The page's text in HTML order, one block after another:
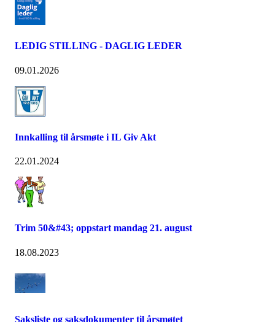
LEDIG STILLING - DAGLIG LEDER
09.01.2026
Innkalling til årsmøte i IL Giv Akt
22.01.2024
Trim 50&#43; oppstart mandag 21. august
18.08.2023
Saksliste og saksdokumenter til årsmøtet